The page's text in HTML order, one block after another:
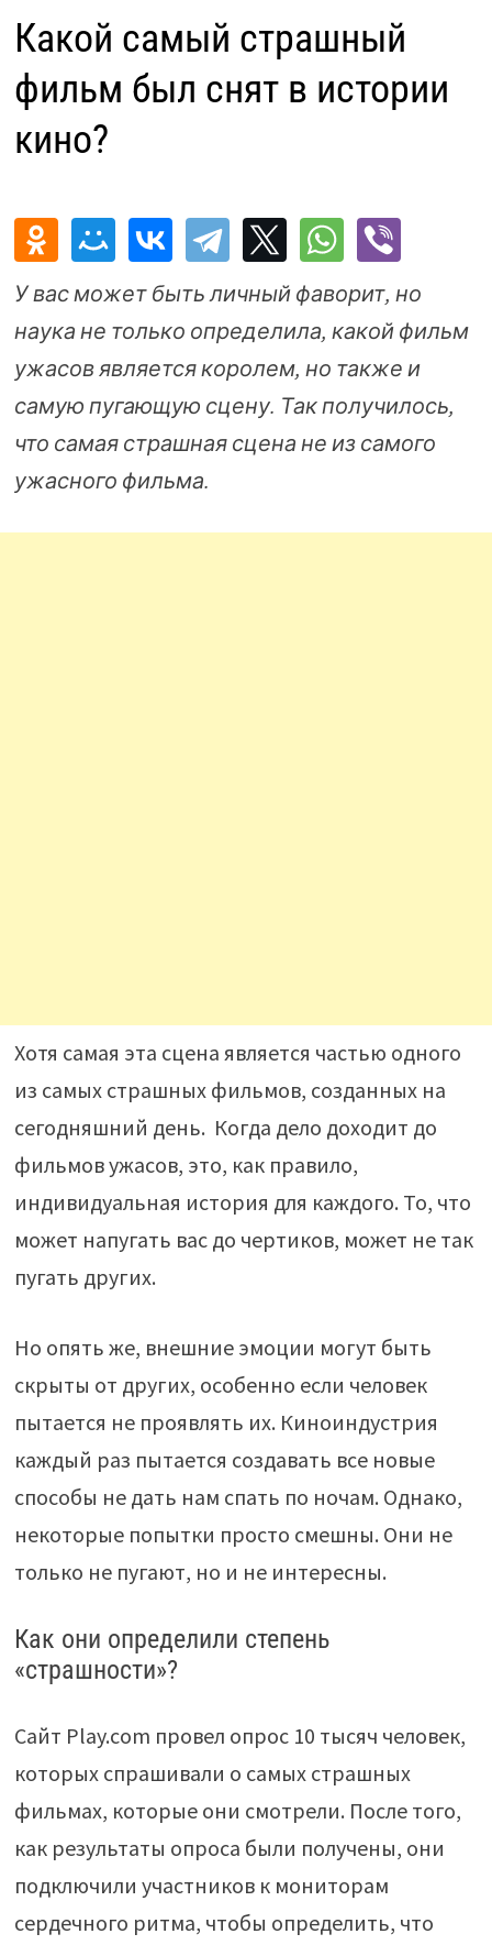
Какой самый страшный
фильм был снят в истории
кино?
У вас может быть личный фаворит, но
наука не только определила, какой фильм
ужасов является королем, но также и
самую пугающую сцену. Так получилось,
что самая страшная сцена не из самого
ужасного фильма.
Хотя самая эта сцена является частью одного
из самых страшных фильмов, созданных на
сегодняшний день. Когда дело доходит до
фильмов ужасов, это, как правило,
индивидуальная история для каждого. То, что
может напугать вас до чертиков, может не так
пугать других.
Но опять же, внешние эмоции могут быть
скрыты от других, особенно если человек
пытается не проявлять их. Киноиндустрия
каждый раз пытается создавать все новые
способы не дать нам спать по ночам. Однако,
некоторые попытки просто смешны. Они не
только не пугают, но и не интересны.
Как они определили степень
«страшности»?
Сайт Play.com провел опрос 10 тысяч человек,
которых спрашивали о самых страшных
фильмах, которые они смотрели. После того,
как результаты опроса были получены, они
подключили участников к мониторам
сердечного ритма, чтобы определить, что